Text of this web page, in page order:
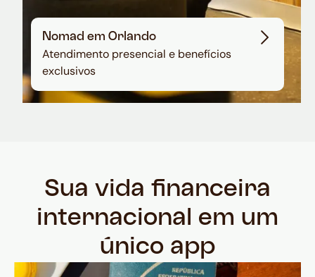
Nomad em Orlando
Atendimento presencial e benefícios
exclusivos
Sua vida financeira
internacional em um
único app